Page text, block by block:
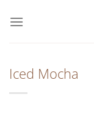
στο
Iced Mocha